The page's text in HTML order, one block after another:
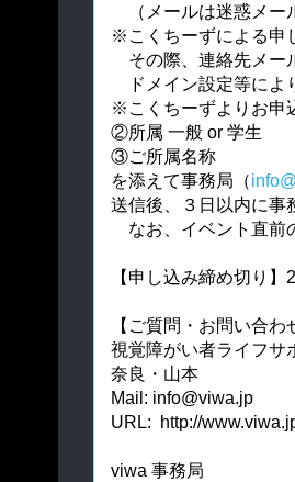
（メールは迷惑メー
※こくちーずによる申
その際、連絡先メー
ドメイン設定等によ
※こくちーずよりお申
②所属 一般 or 学生
③ご所属名称
を添えて事務局（
送信後、３日以内に事
なお、イベント直前
【申し込み締め切り】
【ご質問・お問い合わ
視覚障がい者ライフ
奈良・山本
Mail: info@viwa.jp
URL: http://
viwa 事務局